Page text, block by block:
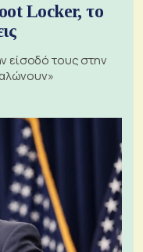
Locker, το
είσοδό τους στην